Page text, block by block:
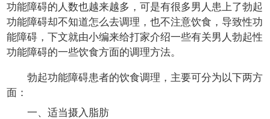
功能障碍的人数也越来越多，可是有很多男人患上了勃起
功能障碍却不知道怎么去调理，也不注意饮食，导致性功
能障碍，下文就由小编来给打家介绍一些有关男人勃起性
功能障碍的一些饮食方面的调理方法。
勃起功能障碍患者的饮食调理，主要可分为以下两方
面：
一、适当摄入脂肪